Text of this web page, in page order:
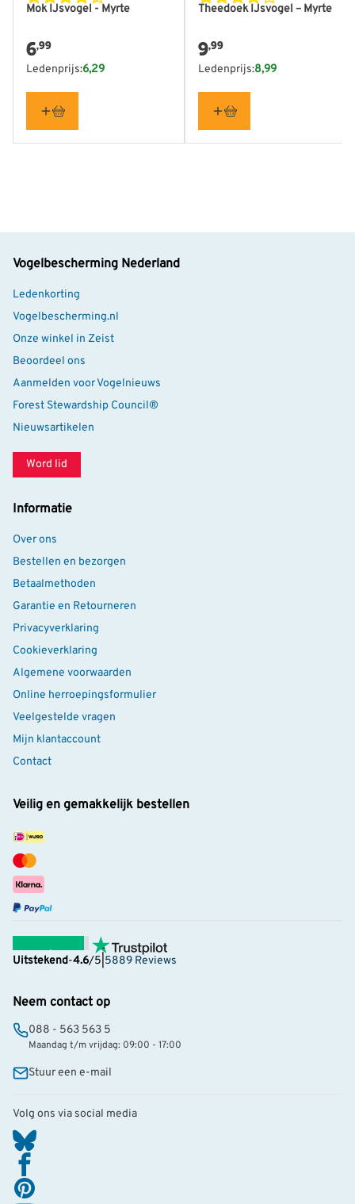
Mok IJsvogel - Myrte
6,99
Ledenprijs:6,29
Theedoek IJsvogel – Myrte
9,99
Ledenprijs:8,99
Vogelbescherming Nederland
Ledenkorting
Vogelbescherming.nl
Onze winkel in Zeist
Beoordeel ons
Aanmelden voor Vogelnieuws
Forest Stewardship Council®
Nieuwsartikelen
Word lid
Informatie
Over ons
Bestellen en bezorgen
Betaalmethoden
Garantie en Retourneren
Privacyverklaring
Cookieverklaring
Algemene voorwaarden
Online herroepingsformulier
Veelgestelde vragen
Mijn klantaccount
Contact
Veilig en gemakkelijk bestellen
Uitstekend-4.6/5 5889 Reviews
Neem contact op
088 - 563 563 5
Maandag t/m vrijdag: 09:00 - 17:00
Stuur een e-mail
Volg ons via social media